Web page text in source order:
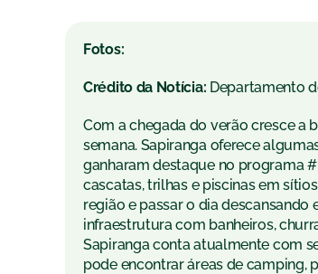
Fotos:
Crédito da Notícia: Departamento
Com a chegada do verão cresce a
semana. Sapiranga oferece
ganharam destaque no programa
cascatas, trilhas e piscinas em
região e passar o dia
infraestrutura com banheiros,
Sapiranga conta atualmente com
pode encontrar áreas de camping,